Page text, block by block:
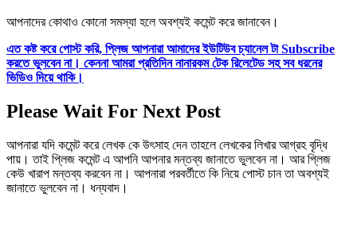
আপনাদের কোথাও কোনো সমস্যা হলে অবশ্যই কমেন্ট করে জানাবেন।
এত কষ্ট করে পোস্ট করি, প্লিজ আপনারা আমাদের ইউটিউব চ্যানেল টা Subscribe
করতে ভুলবেন না। কেননা আমরা প্রতিদিন নানারকম টেক রিলেটেড সহ সব ধরনের
ভিডিও দিয়ে থাকি।
Please Wait For Next Post
আপনারা যদি কমেন্ট করে লেখক কে উৎসাহ দেন তাহলে লেখকের লিখার আগ্রহ বৃদ্ধি
পায়। তাই প্লিজ কমেন্ট এ আপনি আপনার মন্তব্য জানাতে ভুলবেন না। আর প্লিজ
কেউ খারাপ মন্তব্য করবেন না। আপনারা পরবর্তীতে কি নিয়ে পোস্ট চান তা অবশ্যই
জানাতে ভুলবেন না। ধন্যবাদ।